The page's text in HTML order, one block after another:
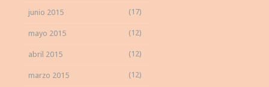
junio 2015 (17)
mayo 2015 (12)
abril 2015 (12)
marzo 2015 (12)